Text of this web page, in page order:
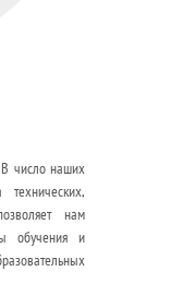
число наших
нам
обучения и